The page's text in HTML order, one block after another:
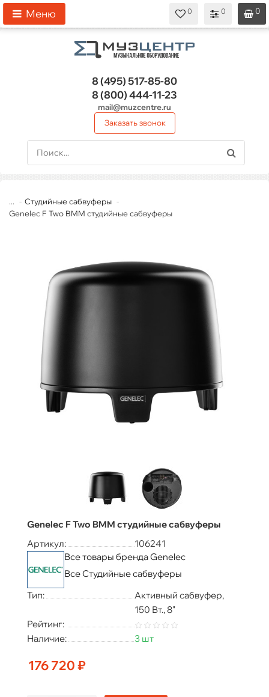
0
0
0
Меню
8 (495)517-85-80
8 (800)444-11-23
mail@muzcentre.ru
Заказать звонок
...
Студийные сабвуферы
Genelec F Two BMM студийные сабвуферы
Genelec F Two BMM студийные сабвуферы
Артикул:
106241
Все товары бренда Genelec
Все Студийные сабвуферы
Тип:
Активный сабвуфер,
150 Вт., 8"
Рейтинг:
Наличие:
3 шт
176 720 ₽